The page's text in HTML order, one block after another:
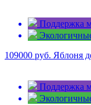
Поддержка
109000 руб. Яблоня
Поддержка